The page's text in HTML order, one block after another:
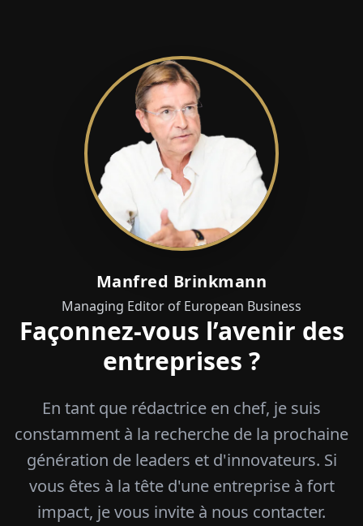
Manfred Brinkmann
Managing Editor of European Business
Façonnez-vous l’avenir des
entreprises ?
En tant que rédactrice en chef, je suis
constamment à la recherche de la prochaine
génération de leaders et d'innovateurs. Si
vous êtes à la tête d'une entreprise à fort
impact, je vous invite à nous contacter.